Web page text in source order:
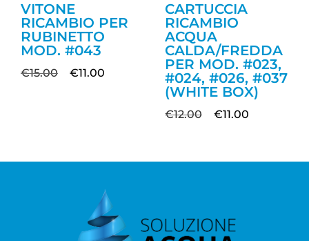
VITONE
RICAMBIO PER
RUBINETTO
MOD. #043
€15.00 €11.00
CARTUCCIA
RICAMBIO
ACQUA
CALDA/FREDDA
PER MOD. #023,
#024, #026, #037
(WHITE BOX)
€12.00 €11.00